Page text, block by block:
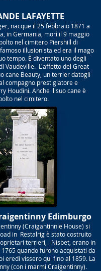
LAFAYETTE
nacque il 25 febbraio 1871 a
in Germania, morì il 9 maggio
nel cimitero Piershill di
illusionista ed era il mago
tempo. È diventato uno degli
Vaudeville. L'affetto del Great
cane Beauty, un terrier datogli
compagno prestigiatore e
Houdini. Anche il suo cane è
nel cimitero.
Edimburgo
(Craigantinnie House) si
in Restalrig è stato costruito
terrieri, i Nisbet, erano in
quando furono acquistati da
eredi vissero qui fino al 1859. La
(con i marmi Craigentinny).